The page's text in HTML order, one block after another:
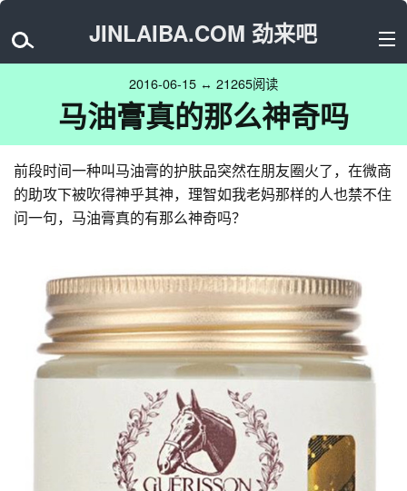
JINLAIBA.COM 劲来吧
2016-06-15 ↔ 21265阅读
马油膏真的那么神奇吗
前段时间一种叫马油膏的护肤品突然在朋友圈火了，在微商
的助攻下被吹得神乎其神，理智如我老妈那样的人也禁不住
问一句，马油膏真的有那么神奇吗？